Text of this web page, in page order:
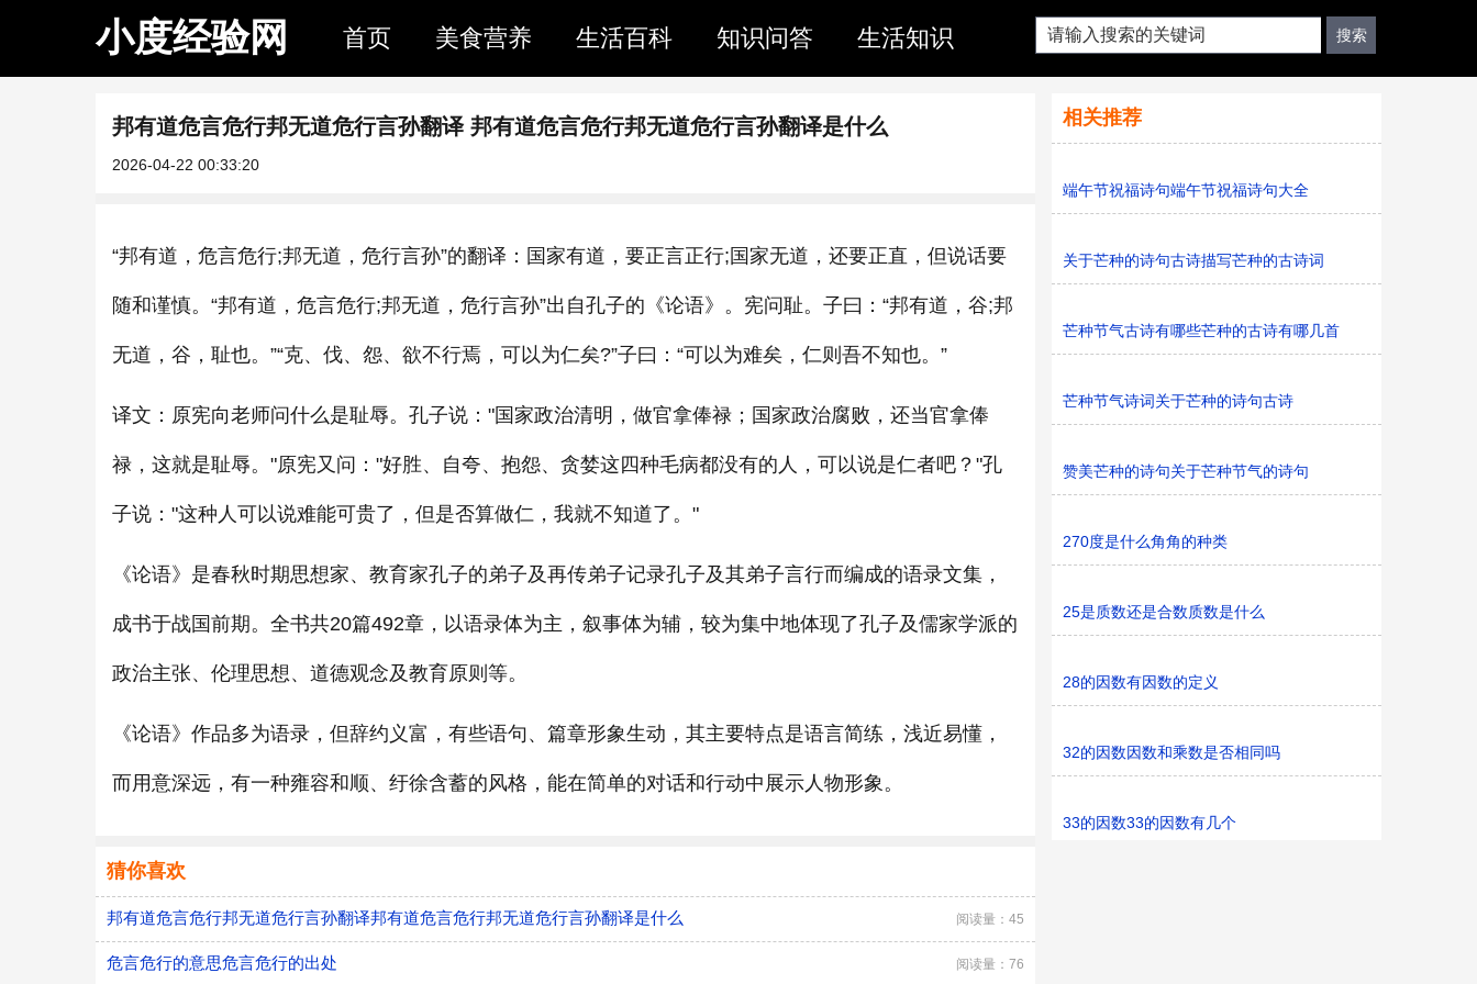
小度经验网 首页 美食营养 生活百科 知识问答 生活知识
邦有道危言危行邦无道危行言孙翻译 邦有道危言危行邦无道危行言孙翻译是什么
2026-04-22 00:33:20
“邦有道，危言危行;邦无道，危行言孙”的翻译：国家有道，要正言正行;国家无道，还要正直，但说话要
随和谨慎。“邦有道，危言危行;邦无道，危行言孙”出自孔子的《论语》。宪问耻。子曰：“邦有道，谷;邦
无道，谷，耻也。”“克、伐、怨、欲不行焉，可以为仁矣?”子曰：“可以为难矣，仁则吾不知也。”
译文：原宪向老师问什么是耻辱。孔子说："国家政治清明，做官拿俸禄；国家政治腐败，还当官拿俸
禄，这就是耻辱。"原宪又问："好胜、自夸、抱怨、贪婪这四种毛病都没有的人，可以说是仁者吧？"孔
子说："这种人可以说难能可贵了，但是否算做仁，我就不知道了。"
《论语》是春秋时期思想家、教育家孔子的弟子及再传弟子记录孔子及其弟子言行而编成的语录文集，
成书于战国前期。全书共20篇492章，以语录体为主，叙事体为辅，较为集中地体现了孔子及儒家学派的
政治主张、伦理思想、道德观念及教育原则等。
《论语》作品多为语录，但辞约义富，有些语句、篇章形象生动，其主要特点是语言简练，浅近易懂，
而用意深远，有一种雍容和顺、纡徐含蓄的风格，能在简单的对话和行动中展示人物形象。
猜你喜欢
邦有道危言危行邦无道危行言孙翻译邦有道危言危行邦无道危行言孙翻译是什么 阅读量：45
危言危行的意思危言危行的出处 阅读量：76
相关推荐
端午节祝福诗句端午节祝福诗句大全
关于芒种的诗句古诗描写芒种的古诗词
芒种节气古诗有哪些芒种的古诗有哪几首
芒种节气诗词关于芒种的诗句古诗
赞美芒种的诗句关于芒种节气的诗句
270度是什么角角的种类
25是质数还是合数质数是什么
28的因数有因数的定义
32的因数因数和乘数是否相同吗
33的因数33的因数有几个